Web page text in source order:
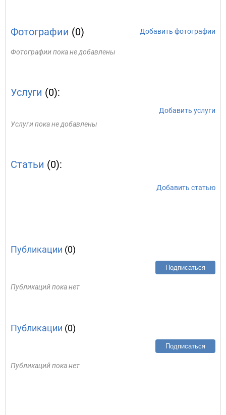
Фотографии (0) Добавить фотографии
Фотографии пока не добавлены
Услуги (0):
Добавить услуги
Услуги пока не добавлены
Статьи (0):
Добавить статью
Публикации (0)
Подписаться
Публикаций пока нет
Публикации (0)
Подписаться
Публикаций пока нет